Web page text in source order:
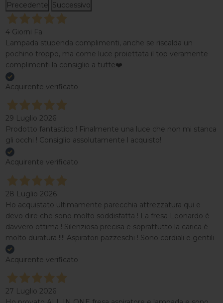
Precedente Successivo
4 Giorni Fa
Lampada stupenda complimenti, anche se riscalda un
pochino troppo, ma come luce proiettata il top veramente
complimenti la consiglio a tutte❤️
Acquirente verificato
29 Luglio 2026
Prodotto fantastico ! Finalmente una luce che non mi stanca
gli occhi ! Consiglio assolutamente l acquisto!
Acquirente verificato
28 Luglio 2026
Ho acquistato ultimamente parecchia attrezzatura qui e
devo dire che sono molto soddisfatta ! La fresa Leonardo è
davvero ottima ! Silenziosa precisa e soprattutto la carica è
molto duratura !!!! Aspiratori pazzeschi ! Sono cordiali e gentili
Acquirente verificato
27 Luglio 2026